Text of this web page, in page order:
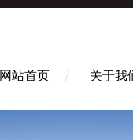
网站首页 关于我